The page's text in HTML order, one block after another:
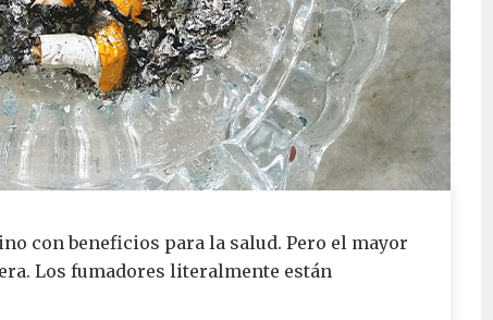
con beneficios para la salud. Pero el mayor
Los fumadores literalmente están